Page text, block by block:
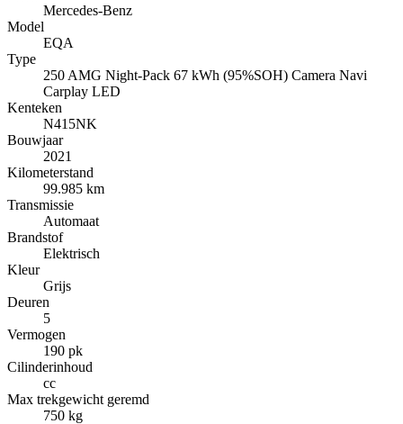
Mercedes-Benz
Model
EQA
Type
250 AMG Night-Pack 67 kWh (95%SOH) Camera Navi
Carplay LED
Kenteken
N415NK
Bouwjaar
2021
Kilometerstand
99.985 km
Transmissie
Automaat
Brandstof
Elektrisch
Kleur
Grijs
Deuren
5
Vermogen
190 pk
Cilinderinhoud
cc
Max trekgewicht geremd
750 kg